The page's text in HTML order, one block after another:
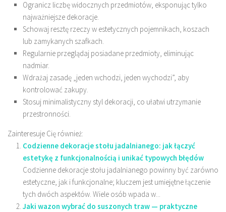
Ogranicz liczbę widocznych przedmiotów, eksponując tylko
najważniejsze dekoracje.
Schowaj resztę rzeczy w estetycznych pojemnikach, koszach
lub zamykanych szafkach.
Regularnie przeglądaj posiadane przedmioty, eliminując
nadmiar.
Wdrażaj zasadę „jeden wchodzi, jeden wychodzi”, aby
kontrolować zakupy.
Stosuj minimalistyczny styl dekoracji, co ułatwi utrzymanie
przestronności.
Zainteresuje Cię również:
Codzienne dekoracje stołu jadalnianego: jak łączyć
estetykę z funkcjonalnością i unikać typowych błędów
Codzienne dekoracje stołu jadalnianego powinny być zarówno
estetyczne, jak i funkcjonalne; kluczem jest umiejętne łączenie
tych dwóch aspektów. Wiele osób wpada w...
Jaki wazon wybrać do suszonych traw — praktyczne